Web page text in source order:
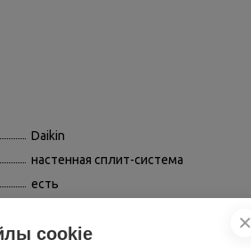
Daikin
настенная сплит-система
есть
5800
✕
cookie